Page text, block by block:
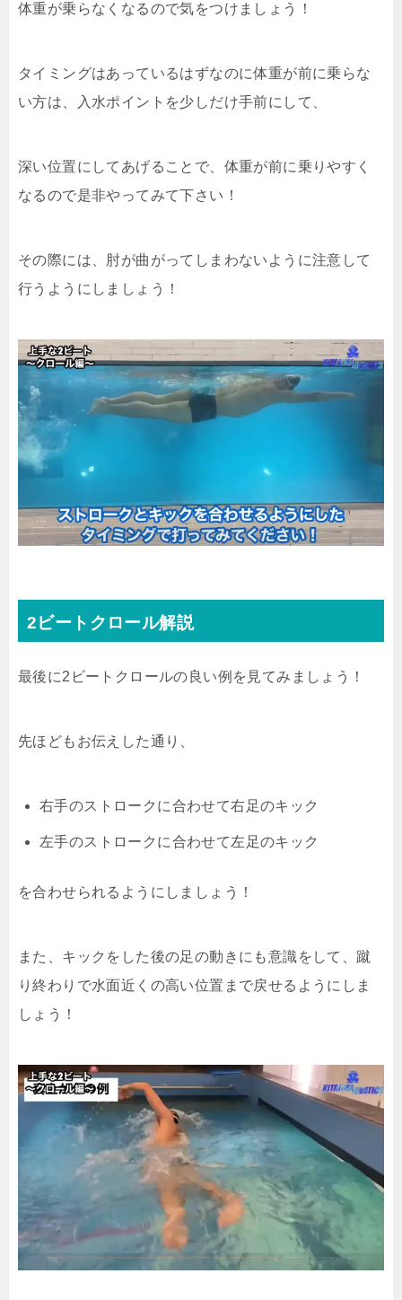
体重が乗らなくなるので気をつけましょう！
タイミングはあっているはずなのに体重が前に乗らな
い方は、入水ポイントを少しだけ手前にして、
深い位置にしてあげることで、体重が前に乗りやすく
なるので是非やってみて下さい！
その際には、肘が曲がってしまわないように注意して
行うようにしましょう！
2ビートクロール解説
最後に2ビートクロールの良い例を見てみましょう！
先ほどもお伝えした通り、
右手のストロークに合わせて右足のキック
左手のストロークに合わせて左足のキック
を合わせられるようにしましょう！
また、キックをした後の足の動きにも意識をして、蹴
り終わりで水面近くの高い位置まで戻せるようにしま
しょう！